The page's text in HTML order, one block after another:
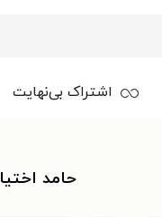
اشتراک بی‌نهایت
حامد